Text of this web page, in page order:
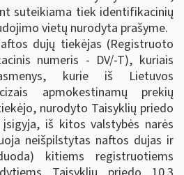
suteikiama tiek identifikacinių
vietų nurodyta prašyme.
dujų tiekėjas (Registruoto
numeris - DV/-T), kuriais
kurie iš Lietuvos
apmokestinamų prekių
nurodyto Taisyklių priedo
iš kitos valstybės narės
neišpilstytas naftos dujas ir
kitiems registruotiems